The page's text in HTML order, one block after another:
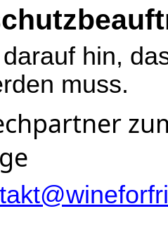
hin,
muss.